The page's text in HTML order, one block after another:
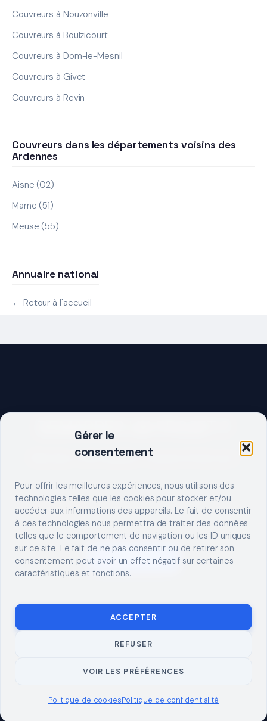
Gérer le
consentement
Pour offrir les meilleures expériences, nous utilisons des
technologies telles que les cookies pour stocker et/ou
accéder aux informations des appareils. Le fait de consentir
à ces technologies nous permettra de traiter des données
telles que le comportement de navigation ou les ID uniques
sur ce site. Le fait de ne pas consentir ou de retirer son
consentement peut avoir un effet négatif sur certaines
caractéristiques et fonctions.
ACCEPTER
REFUSER
VOIR LES PRÉFÉRENCES
Politique de cookiesPolitique de confidentialité
Couvreurs à Nouzonville
Couvreurs à Boulzicourt
Couvreurs à Dom-le-Mesnil
Couvreurs à Givet
Couvreurs à Revin
Couvreurs dans les départements voisins des
Ardennes
Aisne (02)
Marne (51)
Meuse (55)
Annuaire national
← Retour à l'accueil
DEMARRER UN PROJET ?
Décrivez votre besoin, trouvez le bon pro.
S'INSCRIRE